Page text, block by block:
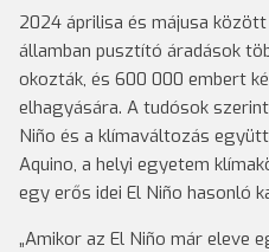
2024 áprilisa és májusa
államban pusztító áradások
okozták, és 600 000 embert
elhagyására. A tudósok
Niño és a klímaváltozás
Aquino, a helyi egyetem
egy erős idei El Niño hasonló
„Amikor az El Niño már eleve